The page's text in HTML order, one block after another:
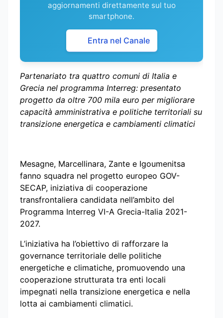
aggiornamenti direttamente sul tuo
smartphone.
Entra nel Canale
Partenariato tra quattro comuni di Italia e
Grecia nel programma Interreg: presentato
progetto da oltre 700 mila euro per migliorare
capacità amministrativa e politiche territoriali su
transizione energetica e cambiamenti climatici
Mesagne, Marcellinara, Zante e Igoumenitsa
fanno squadra nel progetto europeo GOV-
SECAP, iniziativa di cooperazione
transfrontaliera candidata nell’ambito del
Programma Interreg VI-A Grecia-Italia 2021-
2027.
L’iniziativa ha l’obiettivo di rafforzare la
governance territoriale delle politiche
energetiche e climatiche, promuovendo una
cooperazione strutturata tra enti locali
impegnati nella transizione energetica e nella
lotta ai cambiamenti climatici.